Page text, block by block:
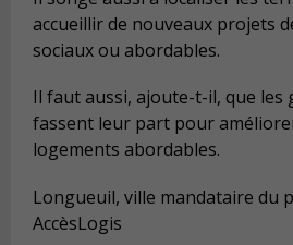
accueillir de nouveaux projets
sociaux ou abordables.
Il faut aussi, ajoute-t-il, que les
fassent leur part pour améliorer
logements abordables.
Longueuil, ville mandataire du
AccèsLogis